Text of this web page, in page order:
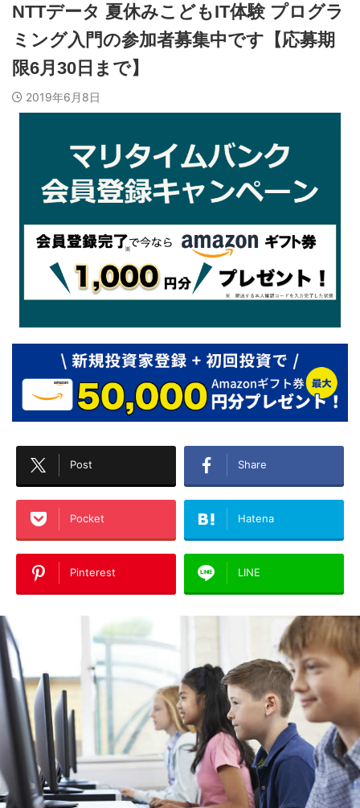
NTTデータ 夏休みこどもIT体験 プログラ
ミング入門の参加者募集中です【応募期
限6月30日まで】
2019年6月8日
Post Share
Pocket Hatena
Pinterest LINE